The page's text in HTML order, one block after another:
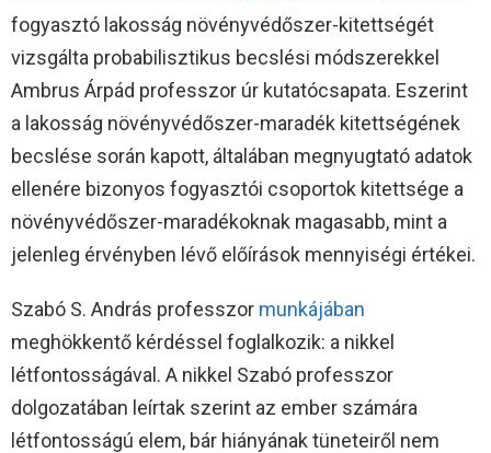
fogyasztó lakosság növényvédőszer-kitettségét
vizsgálta probabilisztikus becslési módszerekkel
Ambrus Árpád professzor úr kutatócsapata. Eszerint
a lakosság növényvédőszer-maradék kitettségének
becslése során kapott, általában megnyugtató adatok
ellenére bizonyos fogyasztói csoportok kitettsége a
növényvédőszer-maradékoknak magasabb, mint a
jelenleg érvényben lévő előírások mennyiségi értékei.
Szabó S. András professzor munkájában
meghökkentő kérdéssel foglalkozik: a nikkel
létfontosságával. A nikkel Szabó professzor
dolgozatában leírtak szerint az ember számára
létfontosságú elem, bár hiányának tüneteiről nem